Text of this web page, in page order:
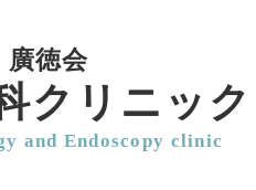
廣徳会
クリニック
and Endoscopy clinic